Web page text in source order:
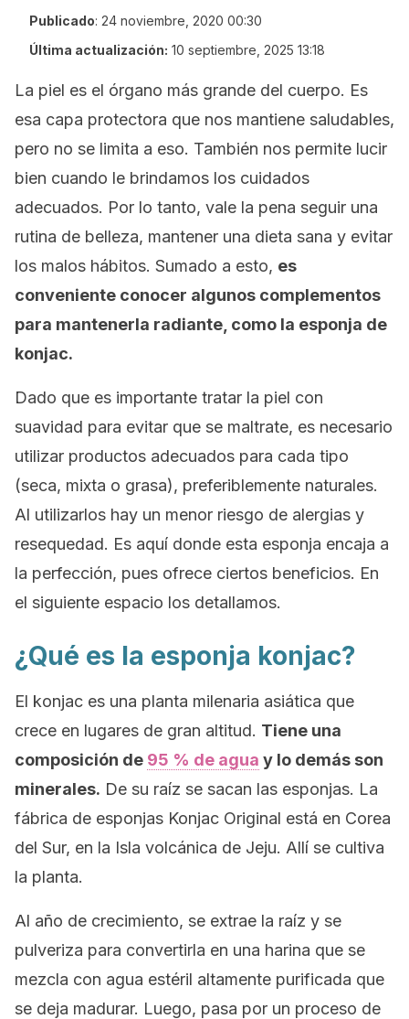
Publicado: 24 noviembre, 2020 00:30
Última actualización: 10 septiembre, 2025 13:18
La piel es el órgano más grande del cuerpo. Es
esa capa protectora que nos mantiene saludables,
pero no se limita a eso. También nos permite lucir
bien cuando le brindamos los cuidados
adecuados. Por lo tanto, vale la pena seguir una
rutina de belleza, mantener una dieta sana y evitar
los malos hábitos. Sumado a esto, es
conveniente conocer algunos complementos
para mantenerla radiante, como la esponja de
konjac.
Dado que es importante tratar la piel con
suavidad para evitar que se maltrate, es necesario
utilizar productos adecuados para cada tipo
(seca, mixta o grasa), preferiblemente naturales.
Al utilizarlos hay un menor riesgo de alergias y
resequedad. Es aquí donde esta esponja encaja a
la perfección, pues ofrece ciertos beneficios. En
el siguiente espacio los detallamos.
¿Qué es la esponja konjac?
El konjac es una planta milenaria asiática que
crece en lugares de gran altitud. Tiene una
composición de 95 % de agua y lo demás son
minerales. De su raíz se sacan las esponjas. La
fábrica de esponjas Konjac Original está en Corea
del Sur, en la Isla volcánica de Jeju. Allí se cultiva
la planta.
Al año de crecimiento, se extrae la raíz y se
pulveriza para convertirla en una harina que se
mezcla con agua estéril altamente purificada que
se deja madurar. Luego, pasa por un proceso de